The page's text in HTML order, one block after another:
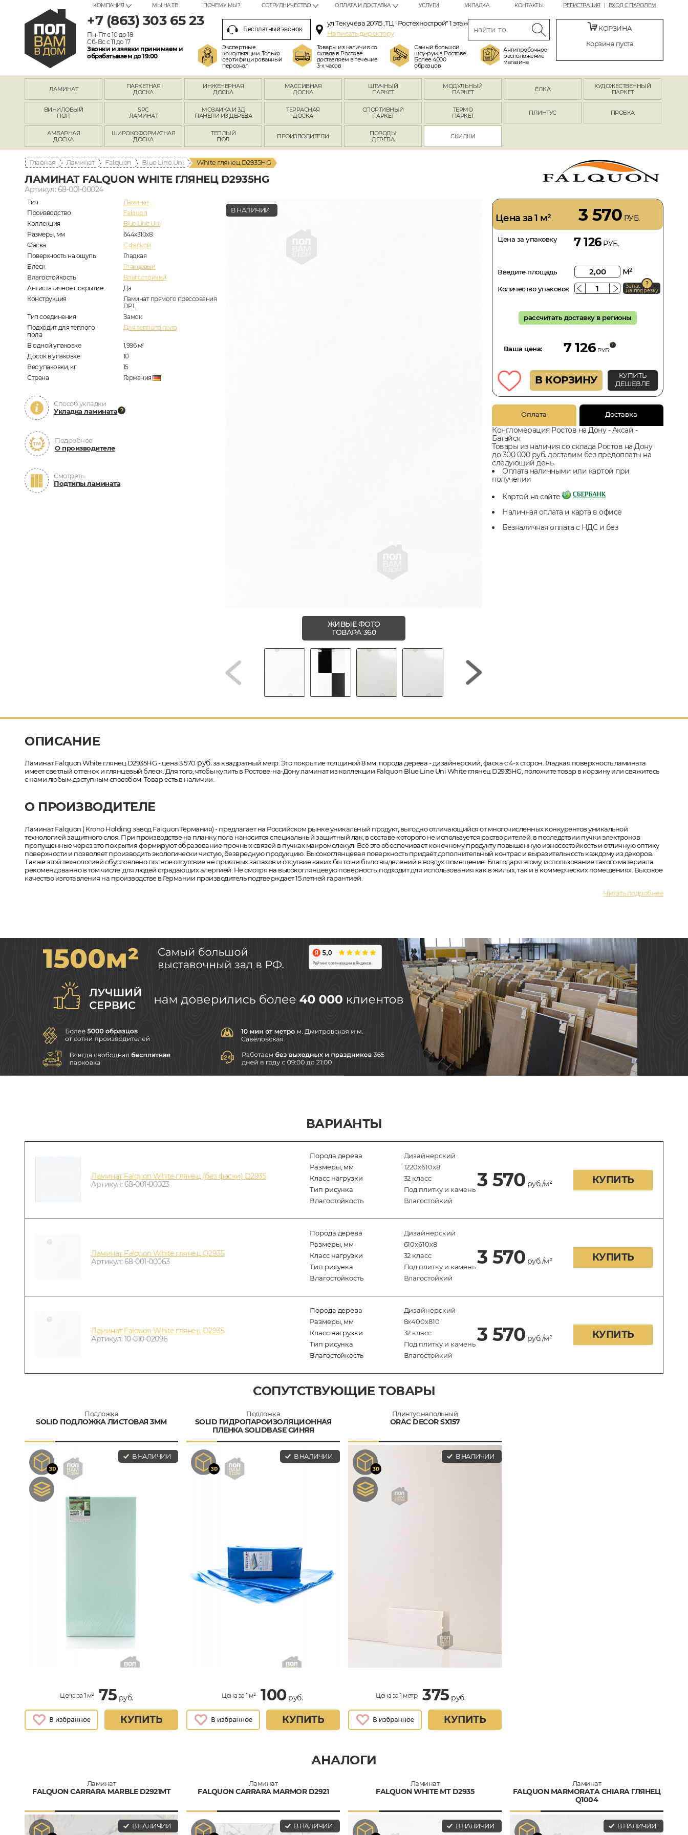
РЕГИСТРАЦИЯ ВХОД С ПАРОЛЕМ
КОМПАНИЯ МЫ НА ТВ ПОЧЕМУ МЫ? СОТРУДНИЧЕСТВО ОПЛАТА И ДОСТАВКА УСЛУГИ УКЛАДКА КОНТАКТЫ
+7 (863) 303 65 23
Пн-Пт с 10 до 18
Сб-Вс с 11 до 17
Звонки и заявки принимаем и
обрабатываем до 19:00
Бесплатный звонок
ул.Текучёва 207Б ,ТЦ "Ростехнострой" 1 этаж
Написать директору
Экспертные
консультации. Только
сертифицированный
персонал
Товары из наличия со
склада в Ростове
доставляем в течение
3-х часов
Самый большой
шоу-рум в Ростове.
Более 4000
образцов
Антипробочное
расположение
магазина
КОРЗИНА
Корзина пуста
ЛАМИНАТ
ПАРКЕТНАЯ
ДОСКА
ИНЖЕНЕРНАЯ
ДОСКА
МАССИВНАЯ
ДОСКА
ШТУЧНЫЙ
ПАРКЕТ
МОДУЛЬНЫЙ
ПАРКЕТ
ЁЛКА
ХУДОЖЕСТВЕННЫЙ
ПАРКЕТ
ВИНИЛОВЫЙ
ПОЛ
SPC
ЛАМИНАТ
МОЗАИКА И 3Д
ПАНЕЛИ ИЗ ДЕРЕВА
ТЕРРАСНАЯ
ДОСКА
СПОРТИВНЫЙ
ПАРКЕТ
ТЕРМО
ПАРКЕТ
ПЛИНТУС ПРОБКА
АМБАРНАЯ
ДОСКА
ШИРОКОФОРМАТНАЯ
ДОСКА
ТЕПЛЫЙ
ПОЛ
ПРОИЗВОДИТЕЛИ
ПОРОДЫ
ДЕРЕВА
СКИДКИ
Главная Ламинат Falquon Blue Line Uni White глянец D2935HG
ЛАМИНАТ FALQUON WHITE ГЛЯНЕЦ D2935HG
Артикул: 68-001-00024
Тип
Ламинат
Производство
Falquon
Коллекция
Blue Line Uni
Размеры, мм
644x310x8
Фаска
C фаской
Поверхность на ощупь
Гладкая
Блеск
Глянцевый
Влагостойкость
Влагостойкий
Антистатичное покрытие
Да
Конструкция
Ламинат прямого прессования
DPL
Тип соединения
Замок
Подходит для теплого
пола
Для теплого пола
В одной упаковке 1,996 м2
Досок в упаковке
10
Вес упаковки, кг
15
Страна
Германия
Способ укладки
Укладка ламината
Подробнее
О производителе
Смотреть
Подтипы ламината
В НАЛИЧИИ
ЖИВЫЕ ФОТО
ТОВАРА 360
Цена за 1 м² 3 570 РУБ.
Цена за упаковку 7 126РУБ.
Введите площадь м2
Количество упаковок Запас
на подрезку
рассчитать доставку в регионы
Ваша цена: 7 126 РУБ.
В КОРЗИНУ
КУПИТЬ
ДЕШЕВЛЕ
Оплата Доставка
Конгломерация Ростов на Дону - Аксай -
Батайск
Товары из наличия со склада Ростов на Дону
до 300 000 руб. доставим без предоплаты на
следующий день.
Оплата наличными или картой при
получении
Картой на сайте
Наличная оплата и карта в офисе
Безналичная оплата с НДС и без
ОПИСАНИЕ
Ламинат Falquon White глянец D2935HG - цена 3 570 руб.за квадратный метр. Это покрытие толщиной 8 мм, порода дерева - дизайнерский, фаска с 4-х сторон. Гладкая поверхность ламината
имеет светлый оттенок и глянцевый блеск. Для того, чтобы купить в Ростове-на-Дону ламинат из коллекции Falquon Blue Line Uni White глянец D2935HG, положите товар в корзину или свяжитесь
с нами любым доступным способом. Товар есть в наличии.
О ПРОИЗВОДИТЕЛЕ
Ламинат Falquon ( Krono Holding завод Falquon Германия) - предлагает на Российском рынке уникальный продукт, выгодно отличающийся от многочисленных конкурентов уникальной
технологией защитного слоя. При производстве на планку пола наносится специальный защитный лак, в составе которого не используется растворителей, в последствии пучки электронов
пропущенные через это покрытия формируют образование прочных связей в пучках макромолекул. Всё это обеспечивает конечному продукту повышенную износостойкость и отличную оптику
поверхности и позволяет производить экологически чистую, безвредную продукцию. Высокоглянцевая поверхность придаёт дополнительный контрас и выразительность каждому из декоров.
Также этой технологией обусловлено полное отсутсвие не приятных запахов и отсутвие каких бы то ни было выделений в воздух помещение. Благодаря этому, использование такого материала
рекомендованно в том числе для людей страдающих алергией. Не смотря на высокоглянцевую поверность, подходит для использования как в жилых, так и в коммерческих помещениях. Высокое
качество изготавления на производстве в Германии производитель подтверждает 15 летней гарантией.
Читать подробнее
ВАРИАНТЫ
Ламинат Falquon White глянец (без фаски) D2935
Артикул: 68-001-00023
Порода дерева
Дизайнерский
Размеры, мм
1220x610x8
Класс нагрузки
32 класс
Тип рисунка
Под плитку и камень
Влагостойкость
Влагостойкий
3 570 руб./м² КУПИТЬ
Ламинат Falquon White глянец Q2935
Артикул: 68-001-00063
Порода дерева
Дизайнерский
Размеры, мм
610x610x8
Класс нагрузки
32 класс
Тип рисунка
Под плитку и камень
Влагостойкость
Влагостойкий
3 570 руб./м² КУПИТЬ
Ламинат Falquon White глянец D2935
Артикул: 10-010-02096
Порода дерева
Дизайнерский
Размеры, мм
8х400х810
Класс нагрузки
32 класс
Тип рисунка
Под плитку и камень
Влагостойкость
Влагостойкий
3 570 руб./м² КУПИТЬ
СОПУТСТВУЮЩИЕ ТОВАРЫ
Подложка
SOLID ПОДЛОЖКА ЛИСТОВАЯ 3ММ
В НАЛИЧИИ
Цена за 1 м² 75 руб.
КУПИТЬ
Подложка
SOLID ГИДРОПАРОИЗОЛЯЦИОННАЯ
ПЛЕНКА SOLIDBASE СИНЯЯ
В НАЛИЧИИ
Цена за 1 м² 100руб.
КУПИТЬ
Плинтус напольный
ORAC DECOR SX157
В НАЛИЧИИ
Цена за 1 метр 375 руб.
КУПИТЬ
АНАЛОГИ
Ламинат
FALQUON CARRARA MARBLE D2921MT
В НАЛИЧИИ
Ламинат
FALQUON CARRARA MARMOR D2921
В НАЛИЧИИ
Ламинат
FALQUON WHITE MT D2935
В НАЛИЧИИ
Ламинат
FALQUON MARMORATA CHIARA ГЛЯНЕЦ
Q1004
В НАЛИЧИИ